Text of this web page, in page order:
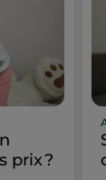
prix ?